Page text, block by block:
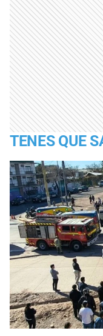
TENES QUE